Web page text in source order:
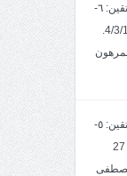
خطبة الجمعة: سمات المتقين: ٦-
عمل الإحسان بتاريخ4/3/1447.
خطبة الجمعة: سمات المتقين: ٥-
العفو عند المقدرة. بتاريخ 27
مصطفى